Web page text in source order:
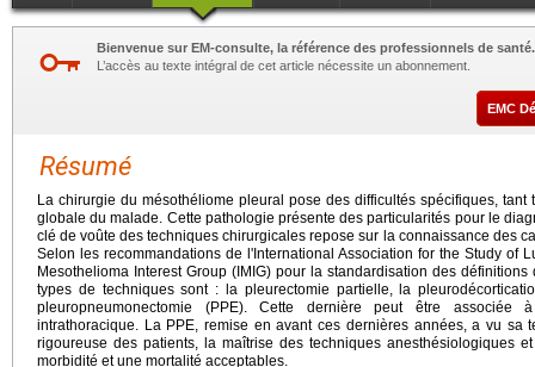
Bienvenue sur EM-consulte, la référence des professionnels de santé.
L’accès au texte intégral de cet article nécessite un abonnement.
EMC
Résumé
La chirurgie du mésothéliome pleural pose des difficultés spécifiques,
globale du malade. Cette pathologie présente des particularités pour le
clé de voûte des techniques chirurgicales repose sur la connaissance des
Selon les recommandations de l'International Association for the Study of
Mesothelioma Interest Group (IMIG) pour la standardisation des
types de techniques sont : la pleurectomie partielle, la
pleuropneumonectomie (PPE). Cette dernière peut être associée
intrathoracique. La PPE, remise en avant ces dernières années, a vu sa
rigoureuse des patients, la maîtrise des techniques anesthésiologiques
morbidité et une mortalité acceptables.